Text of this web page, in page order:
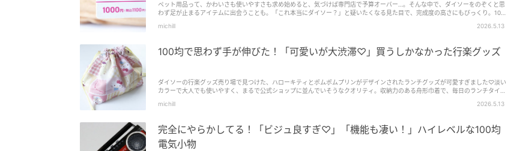
ペット用品って、かわいさも使いやすさも求め始めると、気づけば専門店で予算オーバー…。そんな中で、ダイソーをのぞくと思
わず足が止まるアイテムに出会うことも。「これ本当にダイソー？」と疑いたくなる見た目で、完成度の高さにもびっくり。100
michill 2026.5.13
100均で思わず手が伸びた！「可愛いが大渋滞♡」買うしかなかった行楽グッズ
ダイソーの行楽グッズ売り場で見つけた、ハローキティとポムポムプリンがデザインされたランチグッズが可愛すぎました♡淡い
カラーで大人でも使いやすく、まるで公式ショップに並んでいそうなクオリティ。収納力のある舟形巾着で、毎日のランチタイム
michill 2026.5.13
完全にやらかしてる！「ビジュ良すぎ♡」「機能も凄い！」ハイレベルな100均
電気小物